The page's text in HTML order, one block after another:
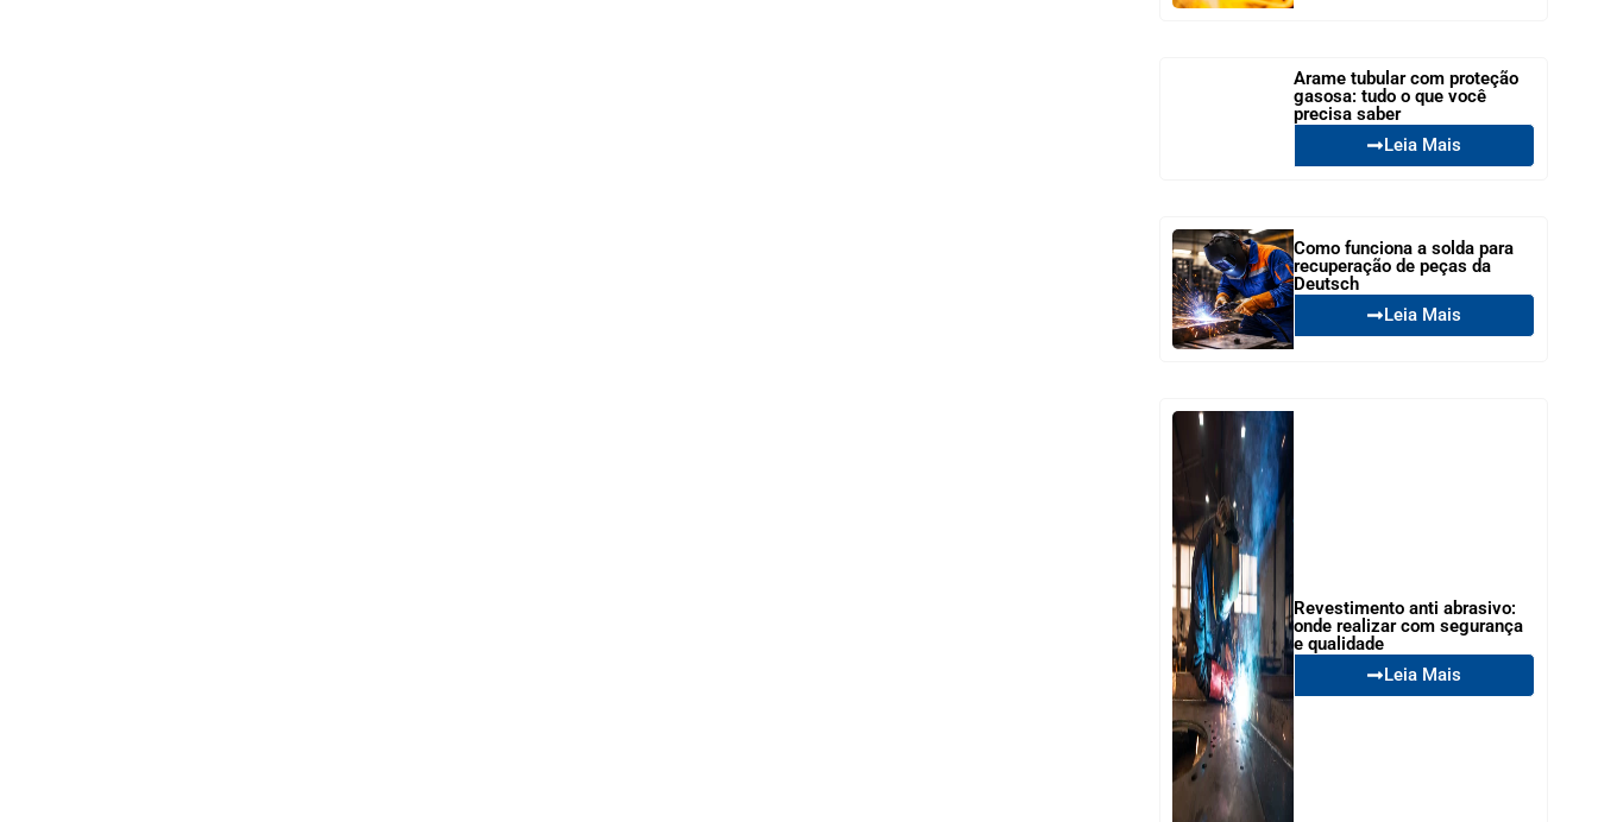
Arame tubular com proteção
gasosa: tudo o que você
precisa saber
Leia Mais
Como funciona a solda para
recuperação de peças da
Deutsch
Leia Mais
Revestimento anti abrasivo:
onde realizar com segurança
e qualidade
Leia Mais